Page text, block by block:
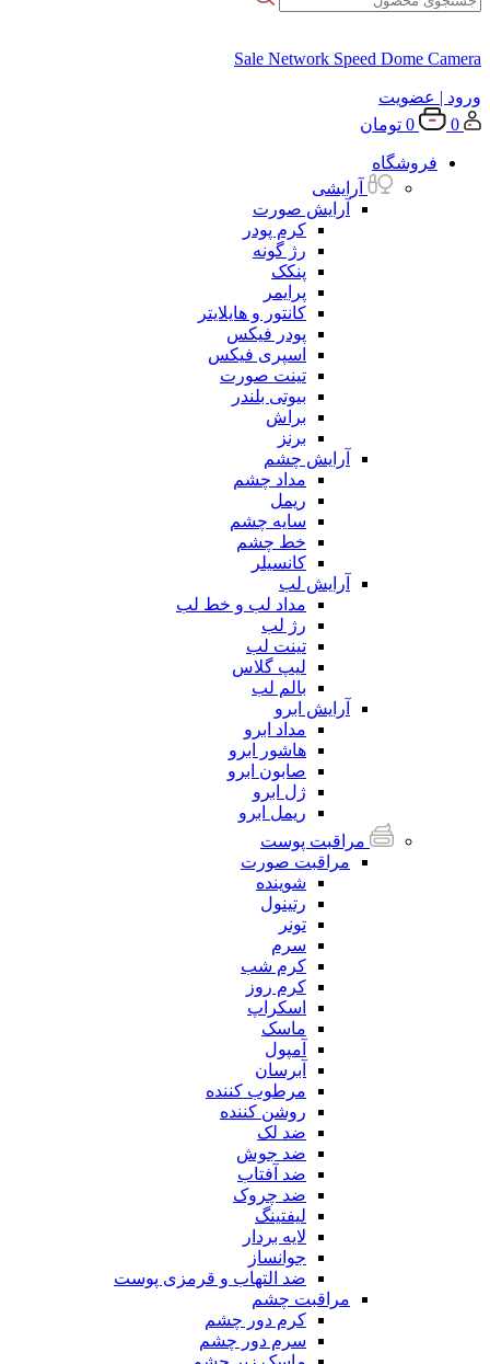
Sale Network Speed Dome Camera
ورود | عضویت
0
0 تومان
فروشگاه
آرایشی
آرایش صورت
کرم پودر
رژ گونه
پنکک
پرایمر
کانتور و هایلایتر
پودر فیکس
اسپری فیکس
تینت صورت
بیوتی بلندر
براش
برنز
آرایش چشم
مداد چشم
ریمل
سایه چشم
خط چشم
کانسیلر
آرایش لب
مداد لب و خط لب
رژ لب
تینت لب
لیپ گلاس
بالم لب
آرایش ابرو
مداد ابرو
هاشور ابرو
صابون ابرو
ژل ابرو
ریمل ابرو
مراقبت پوست
مراقبت صورت
شوینده
رتینول
تونر
سرم
کرم شب
کرم روز
اسکراپ
ماسک
آمپول
آبرسان
مرطوب کننده
روشن کننده
ضد لک
ضد جوش
ضد آفتاب
ضد چروک
لیفتینگ
لایه بردار
جوانساز
ضد التهاب و قرمزی پوست
مراقبت چشم
کرم دور چشم
سرم دور چشم